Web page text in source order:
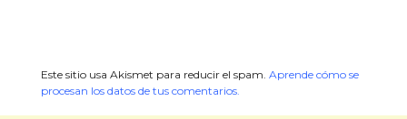
Este sitio usa Akismet para reducir el spam. Aprende cómo se
procesan los datos de tus comentarios.